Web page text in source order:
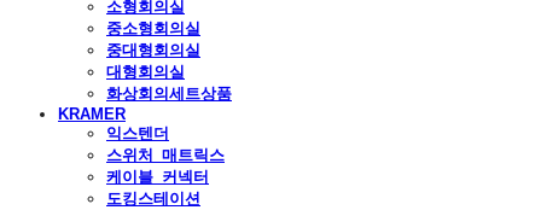
소형회의실
중소형회의실
중대형회의실
대형회의실
화상회의세트상품
KRAMER
익스텐더
스위처_매트릭스
케이블_커넥터
도킹스테이션